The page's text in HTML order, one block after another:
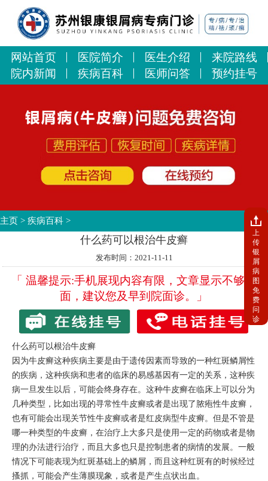
网站首页 医院简介 医生介绍
来院路线
院内新闻
疾病百科 医师问答 预约挂号
主页 > 疾病百科 >
什么药可以根治牛皮癣
发布时间：2021-11-11
「 温馨提示:手机展现内容有限，文章显示不够全
面，建议您及早到院面诊。」
什么药可以根治牛皮癣
因为牛皮癣这种疾病主要是由于遗传因素而导致的一种红斑鳞屑性
的疾病，这种疾病和患者的临床的易感基因有一定的关系，这种疾
病一旦发生以后，可能会终身存在。这种牛皮癣在临床上可以分为
几种类型，比如出现的寻常性牛皮癣或者是出现了脓疱性牛皮癣，
也有可能会出现关节性牛皮癣或者是红皮病型牛皮癣。但是不管是
哪一种类型的牛皮癣，在治疗上大多只是使用一定的药物或者是物
理的办法进行治疗，而且大多也只是控制患者的病情的发展。一般
情况下可能表现为红斑基础上的鳞屑，而且这种红斑有的时候经过
搔抓，可能会产生薄膜现象，或者是产生点状出血。
上
传
银
屑
病
图
免
费
问
诊